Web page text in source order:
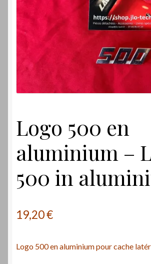
Logo 500 en
aluminium –
500 in
19,20€
Logo 500 en aluminium pour cache